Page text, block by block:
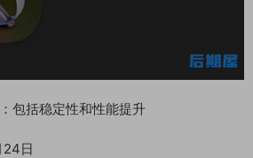
包括稳定性和性能提升
24日